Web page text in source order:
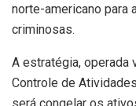
norte-americano para
criminosas.
A estratégia, operada
Controle de
será congelar os